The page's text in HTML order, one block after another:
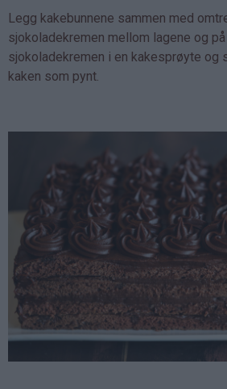
Legg kakebunnene sammen med
sjokoladekremen mellom lagene og
sjokoladekremen i en kakesprøyte og
kaken som pynt.